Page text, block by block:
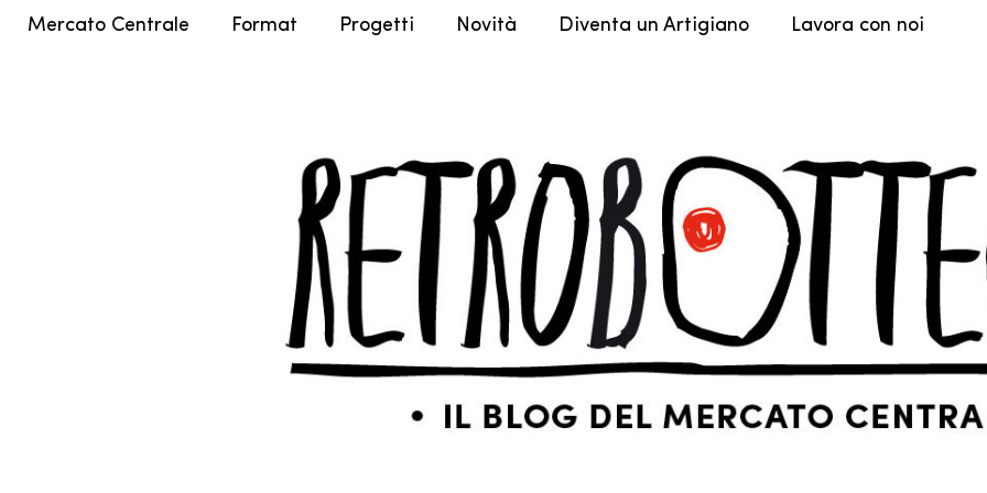
Mercato Centrale Format Progetti Novità Diventa un Artigiano Lavora con noi